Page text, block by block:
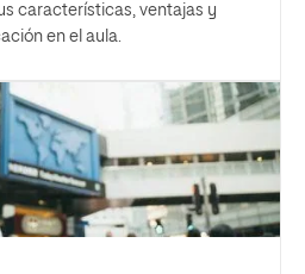
características, ventajas y
en el aula.